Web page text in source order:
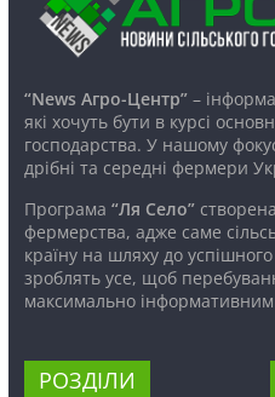
“News Агро-Центр”–
які хочуть бути в курсі
господарства. У нашому
дрібні та середні фермери
Програма “Ля Село”
фермерства, адже саме
країну на шляху до
зроблять усе, щоб
максимально інформативним
РОЗДІЛИ